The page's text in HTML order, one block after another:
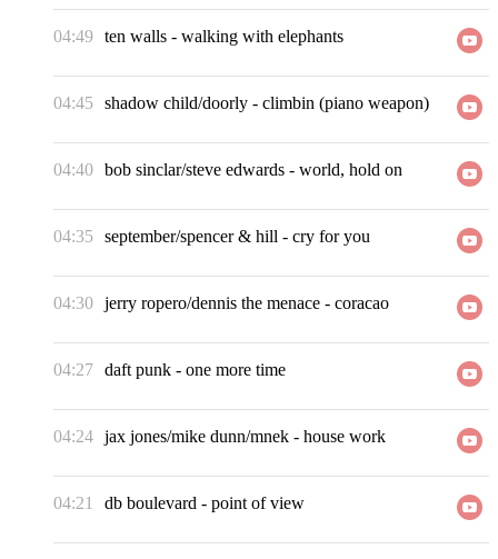
04:49 ten walls - walking with elephants
04:45 shadow child/doorly - climbin (piano weapon)
04:40 bob sinclar/steve edwards - world, hold on
04:35 september/spencer & hill - cry for you
04:30 jerry ropero/dennis the menace - coracao
04:27 daft punk - one more time
04:24 jax jones/mike dunn/mnek - house work
04:21 db boulevard - point of view